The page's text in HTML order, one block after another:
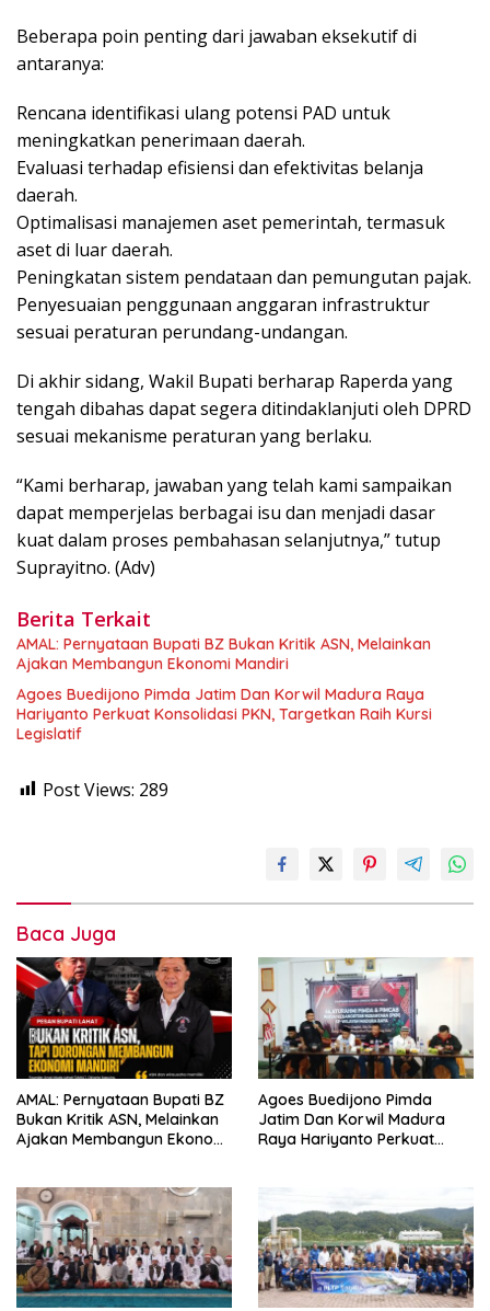
Beberapa poin penting dari jawaban eksekutif di
antaranya:
Rencana identifikasi ulang potensi PAD untuk
meningkatkan penerimaan daerah.
Evaluasi terhadap efisiensi dan efektivitas belanja
daerah.
Optimalisasi manajemen aset pemerintah, termasuk
aset di luar daerah.
Peningkatan sistem pendataan dan pemungutan pajak.
Penyesuaian penggunaan anggaran infrastruktur
sesuai peraturan perundang-undangan.
Di akhir sidang, Wakil Bupati berharap Raperda yang
tengah dibahas dapat segera ditindaklanjuti oleh DPRD
sesuai mekanisme peraturan yang berlaku.
“Kami berharap, jawaban yang telah kami sampaikan
dapat memperjelas berbagai isu dan menjadi dasar
kuat dalam proses pembahasan selanjutnya,” tutup
Suprayitno. (Adv)
Berita Terkait
AMAL: Pernyataan Bupati BZ Bukan Kritik ASN, Melainkan
Ajakan Membangun Ekonomi Mandiri
Agoes Buedijono Pimda Jatim Dan Korwil Madura Raya
Hariyanto Perkuat Konsolidasi PKN, Targetkan Raih Kursi
Legislatif
Post Views: 289
Baca Juga
AMAL: Pernyataan Bupati BZ
Bukan Kritik ASN, Melainkan
Ajakan Membangun Ekonomi
Agoes Buedijono Pimda
Jatim Dan Korwil Madura
Raya Hariyanto Perkuat